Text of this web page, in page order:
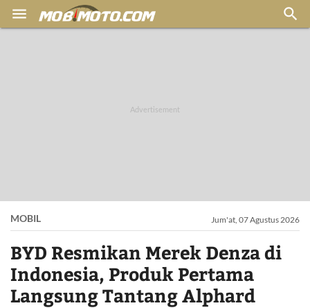
 
MOBIL Jum'at, 07 Agustus 2026
BYD Resmikan Merek Denza di
Indonesia, Produk Pertama
Langsung Tantang Alphard